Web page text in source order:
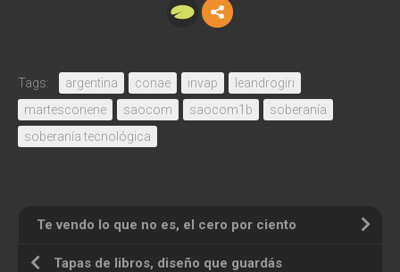
Tags: argentina conae invap
leandrogiri
martesconene
saocom saocom1b
soberanía
soberanía tecnológica
Te vendo lo que no es, el cero por ciento
Tapas de libros, diseño que guardás